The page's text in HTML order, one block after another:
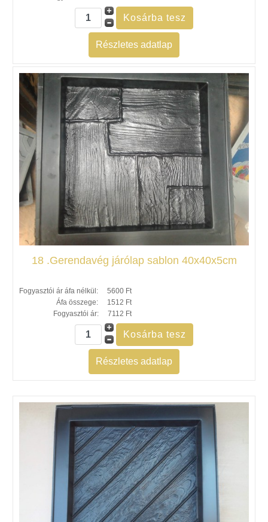
Részletes adatlap
18 .Gerendavég járólap sablon 40x40x5cm
Fogyasztói ár áfa nélkül:
5600 Ft
Áfa összege:
1512 Ft
Fogyasztói ár:
7112 Ft
Részletes adatlap